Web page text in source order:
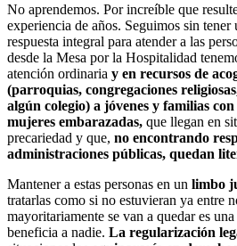
No aprendemos. Por increíble que
experiencia de años. Seguimos sin
respuesta integral para atender a las
desde la Mesa por la Hospitalidad
atención ordinaria y en recursos de
(parroquias, congregaciones
algún colegio) a jóvenes y familias
mujeres embarazadas, que llegan en
precariedad y que, no encontrando
administraciones públicas, quedan
Mantener a estas personas en un limbo
tratarlas como si no estuvieran ya entre
mayoritariamente se van a quedar es
beneficia a nadie. La regularización